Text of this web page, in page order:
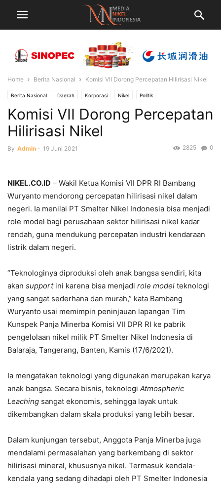
Home Berita Nasional Komisi VII Dorong Percepatan Hilirisasi Nikel
Berita Nasional Daerah Korporasi Nikel Politik
Komisi VII Dorong Percepatan
Hilirisasi Nikel
By Admin - 19 Juni 2021 0
2825
NIKEL.CO.ID – Wakil Ketua Komisi VII DPR RI Bambang
Wuryanto mendorong percepatan hilirisasi nikel dalam
negeri. Ia menilai PT Smelter Nikel Indonesia bisa menjadi
role model bagi perusahaan sektor hilirisasi nikel kadar
rendah, guna mendukung percepatan industri kendaraan
listrik dalam negeri.
“Teknologinya diproduksi oleh anak bangsa sendiri, kita
akan supportini karena bisa menjadi role model teknologi
yang sangat sederhana dan murah,” kata Bambang
Wuryanto usai memimpin peninjauan lapangan Tim
Kunspek Panja Minerba Komisi VII DPR RI ke pabrik
pengelolaan nikel milik PT Smelter Nikel Indonesia di
Balaraja, Tangerang, Banten, Kamis (17/6/2021).
Ia mengatakan teknologi yang digunakan merupakan karya
anak bangsa. Secara bisnis, teknologi Atmospheric
Leaching sangat ekonomis, sehingga layak untuk
dikembangkan dalam skala produksi yang lebih besar.
Dalam kunjungan tersebut, Anggota Panja Minerba juga
mendalami permasalahan yang berkembang di sektor
hilirisasi mineral, khususnya nikel. Termasuk kendala-
kendala yang sedang dihadapi oleh PT Smelter Indonesia